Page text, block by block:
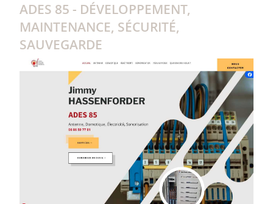
ADES 85 - DÉVELOPPEMENT,
MAINTENANCE, SÉCURITÉ,
SAUVEGARDE